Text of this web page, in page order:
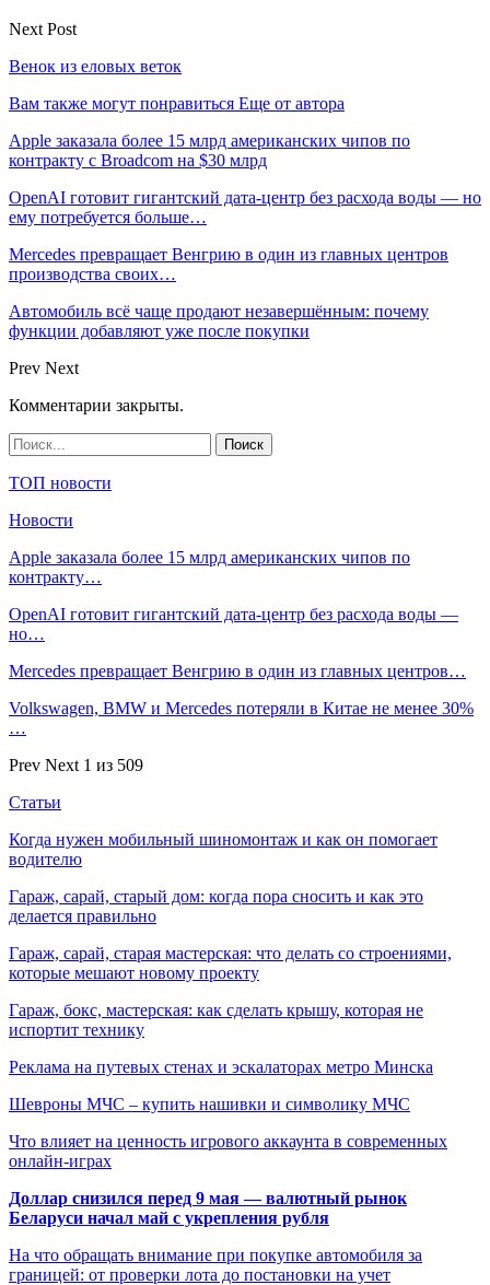
Next Post
Венок из еловых веток
Вам также могут понравиться Еще от автора
Apple заказала более 15 млрд американских чипов по
контракту с Broadcom на $30 млрд
OpenAI готовит гигантский дата-центр без расхода воды — но
ему потребуется больше…
Mercedes превращает Венгрию в один из главных центров
производства своих…
Автомобиль всё чаще продают незавершённым: почему
функции добавляют уже после покупки
Prev Next
Комментарии закрыты.
ТОП новости
Новости
Apple заказала более 15 млрд американских чипов по
контракту…
OpenAI готовит гигантский дата-центр без расхода воды —
но…
Mercedes превращает Венгрию в один из главных центров…
Volkswagen, BMW и Mercedes потеряли в Китае не менее 30%
…
Prev Next 1 из 509
Статьи
Когда нужен мобильный шиномонтаж и как он помогает
водителю
Гараж, сарай, старый дом: когда пора сносить и как это
делается правильно
Гараж, сарай, старая мастерская: что делать со строениями,
которые мешают новому проекту
Гараж, бокс, мастерская: как сделать крышу, которая не
испортит технику
Реклама на путевых стенах и эскалаторах метро Минска
Шевроны МЧС – купить нашивки и символику МЧС
Что влияет на ценность игрового аккаунта в современных
онлайн-играх
Доллар снизился перед 9 мая — валютный рынок
Беларуси начал май с укрепления рубля
На что обращать внимание при покупке автомобиля за
границей: от проверки лота до постановки на учет